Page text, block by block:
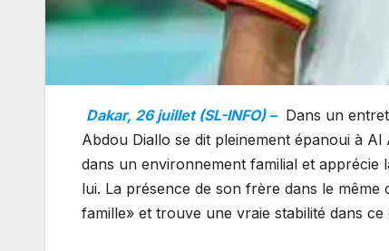
Dakar, 26 juillet (SL-INFO) – Dans un
Abdou Diallo se dit pleinement épanoui à
dans un environnement familial et
lui. La présence de son frère dans le
famille» et trouve une vraie stabilité dans